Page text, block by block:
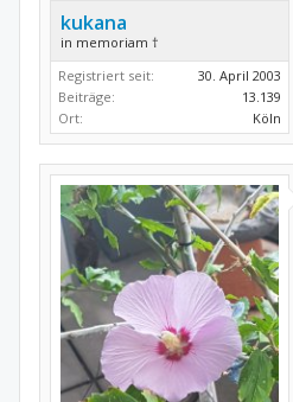
kukana
in memoriam †
Registriert seit:
30. April 2003
Beiträge:
13.139
Ort:
Köln